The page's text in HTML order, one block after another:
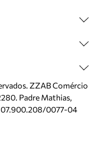
ZZAB Comércio
Padre Mathias,
07.900.208/0077-04